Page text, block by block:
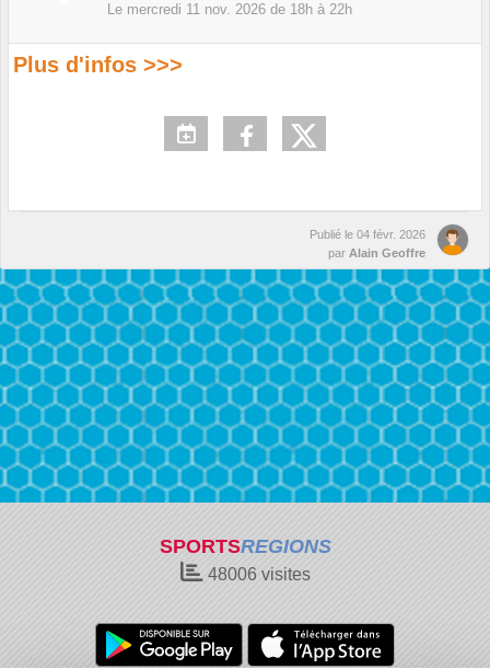
Le mercredi 11 nov. 2026 de 18h à 22h
Plus d'infos >>>
Publié le 04 févr. 2026
par Alain Geoffre
SPORTSREGIONS
48006visites